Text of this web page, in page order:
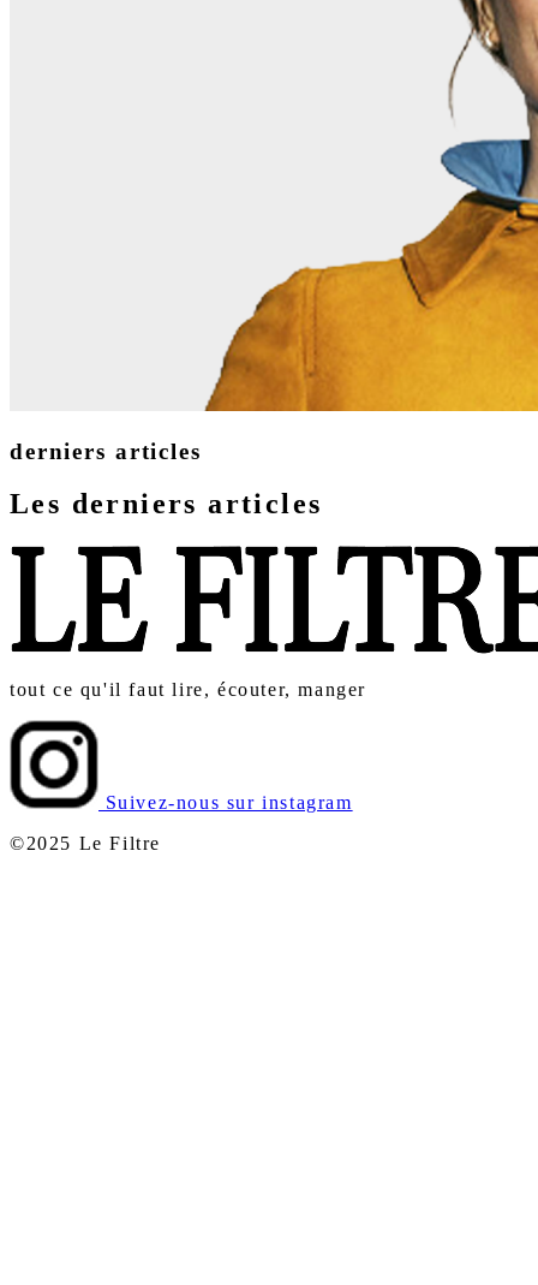
derniers articles
Les derniers articles
tout ce qu'il faut lire, écouter, manger
Suivez-nous sur instagram
©2025 Le Filtre